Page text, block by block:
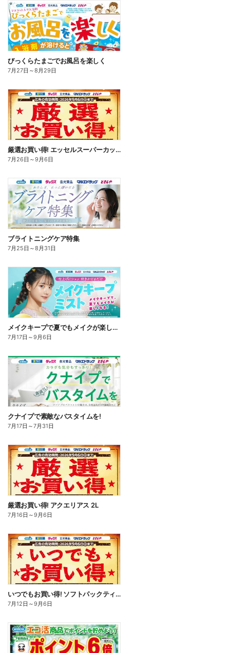
びっくらたまごでお風呂を楽しく
7月27日 ～8月29日
厳選お買い得! エッセルスーパーカップ
7月26日 ～9月6日
ブライトニングケア特集
7月25日 ～8月31日
メイクキープで夏でもメイクが楽しくなる!
7月17日 ～9月6日
クナイプで素敵なバスタイムを!
7月17日 ～7月31日
厳選お買い得! アクエリアス 2L
7月16日 ～9月6日
いつでもお買い得! ソフトパックティッシュ
7月12日 ～9月6日